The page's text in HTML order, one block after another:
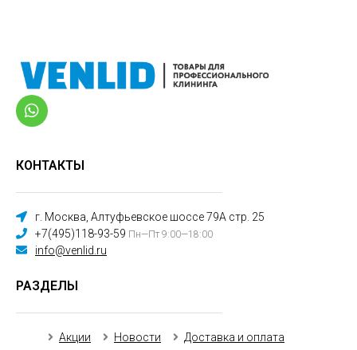
КОНТАКТЫ
г. Москва, Алтуфьевское шоссе 79А стр. 25
+7(495)118-93-59 Пн—Пт 9:00—18:00
info@venlid.ru
РАЗДЕЛЫ
Акции Новости Доставка и оплата